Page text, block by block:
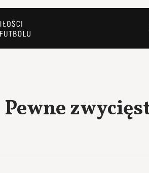
Pewne